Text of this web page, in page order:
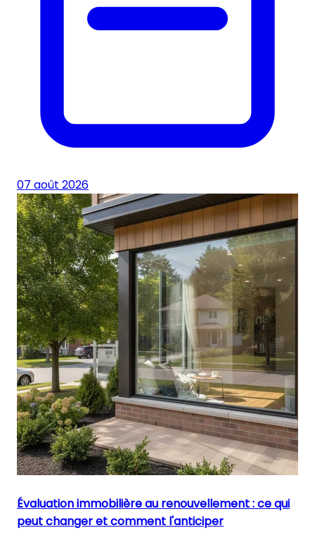
07 août 2026
Évaluation immobilière au renouvellement : ce qui
peut changer et comment l'anticiper